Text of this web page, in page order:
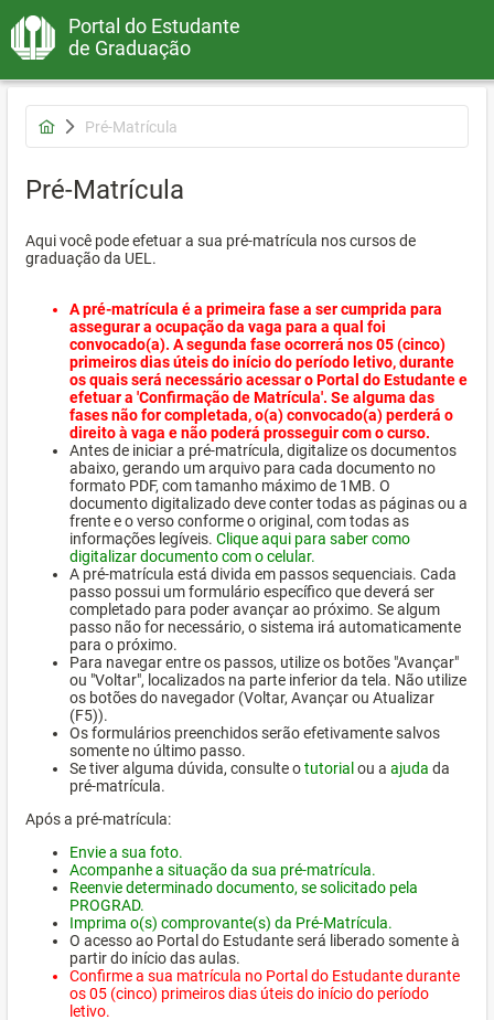
Portal do Estudante
de Graduação
Pré-Matrícula
Pré-Matrícula
Aqui você pode efetuar a sua pré-matrícula nos cursos de
graduação da UEL.
A pré-matrícula é a primeira fase a ser cumprida para
assegurar a ocupação da vaga para a qual foi
convocado(a). A segunda fase ocorrerá nos 05 (cinco)
primeiros dias úteis do início do período letivo, durante
os quais será necessário acessar o Portal do Estudante e
efetuar a 'Confirmação de Matrícula'. Se alguma das
fases não for completada, o(a) convocado(a) perderá o
direito à vaga e não poderá prosseguir com o curso.
Antes de iniciar a pré-matrícula, digitalize os documentos
abaixo, gerando um arquivo para cada documento no
formato PDF, com tamanho máximo de 1MB. O
documento digitalizado deve conter todas as páginas ou a
frente e o verso conforme o original, com todas as
informações legíveis. Clique aqui para saber como
digitalizar documento com o celular.
A pré-matrícula está divida em passos sequenciais. Cada
passo possui um formulário específico que deverá ser
completado para poder avançar ao próximo. Se algum
passo não for necessário, o sistema irá automaticamente
para o próximo.
Para navegar entre os passos, utilize os botões "Avançar"
ou "Voltar", localizados na parte inferior da tela. Não utilize
os botões do navegador (Voltar, Avançar ou Atualizar
(F5)).
Os formulários preenchidos serão efetivamente salvos
somente no último passo.
Se tiver alguma dúvida, consulte otutorial ou a ajuda da
pré-matrícula.
Após a pré-matrícula:
Envie a sua foto.
Acompanhe a situação da sua pré-matrícula.
Reenvie determinado documento, se solicitado pela
PROGRAD.
Imprima o(s) comprovante(s) da Pré-Matrícula.
O acesso ao Portal do Estudante será liberado somente à
partir do início das aulas.
Confirme a sua matrícula no Portal do Estudante durante
os 05 (cinco) primeiros dias úteis do início do período
letivo.